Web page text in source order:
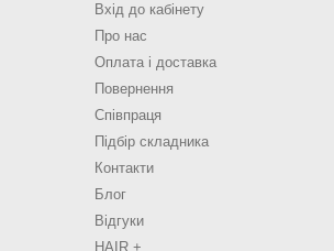
Вхід до кабінету
Про нас
Оплата і доставка
Повернення
Співпраця
Підбір складника
Контакти
Блог
Відгуки
HAIR +